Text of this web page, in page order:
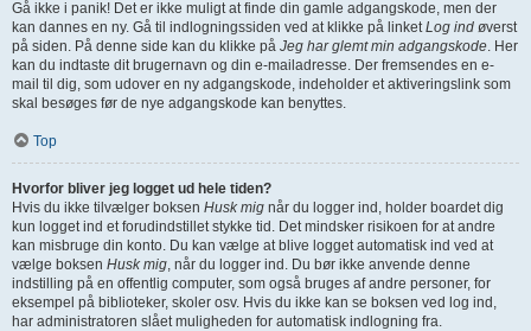
Gå ikke i panik! Det er ikke muligt at finde din gamle adgangskode, men der
kan dannes en ny. Gå til indlogningssiden ved at klikke på linket Log ind øverst
på siden. På denne side kan du klikke på Jeg har glemt min adgangskode . Her
kan du indtaste dit brugernavn og din e-mailadresse. Der fremsendes en e-
mail til dig, som udover en ny adgangskode, indeholder et aktiveringslink som
skal besøges før de nye adgangskode kan benyttes.
Top
Hvorfor bliver jeg logget ud hele tiden?
Hvis du ikke tilvælger boksen Husk mig når du logger ind, holder boardet dig
kun logget ind et forudindstillet stykke tid. Det mindsker risikoen for at andre
kan misbruge din konto. Du kan vælge at blive logget automatisk ind ved at
vælge boksen Husk mig , når du logger ind. Du bør ikke anvende denne
indstilling på en offentlig computer, som også bruges af andre personer, for
eksempel på biblioteker, skoler osv. Hvis du ikke kan se boksen ved log ind,
har administratoren slået muligheden for automatisk indlogning fra.